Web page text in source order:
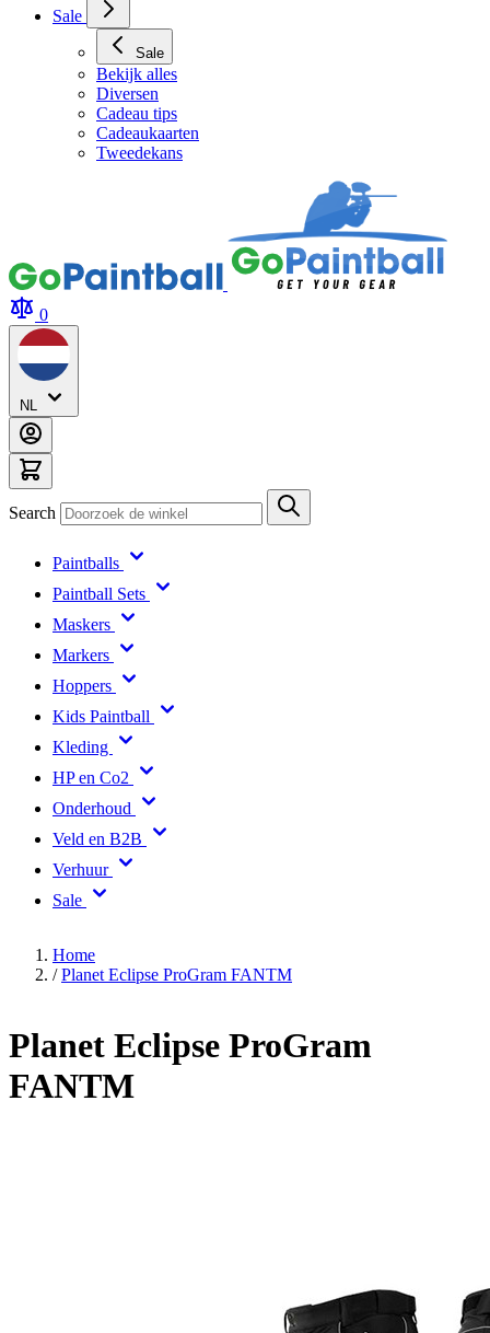
Archery Tag Verhuur
Sale
Bekijk alles
Diversen
Cadeau tips
Cadeaukaarten
NL
Paintballs
Paintball Sets
Maskers
Markers
Hoppers
Kids Paintball
Kleding
HP en Co2
Onderhoud
Veld en B2B
Verhuur
Home
Planet Eclipse ProGram